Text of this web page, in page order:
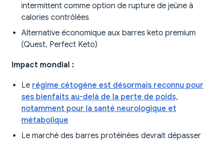
intermittent comme option de rupture de jeûne à
calories contrôlées
Alternative économique aux barres keto premium
(Quest, Perfect Keto)
Impact mondial :
Le régime cétogène est désormais reconnu pour
ses bienfaits au-delà de la perte de poids,
notamment pour la santé neurologique et
métabolique
Le marché des barres protéinées devrait dépasser